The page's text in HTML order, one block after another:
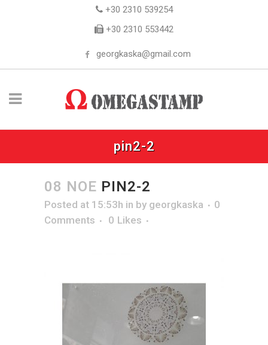
+30 2310 539254
+30 2310 553442
georgkaska@gmail.com
pin2-2
08 ΝΟΈ PIN2-2
Posted at 15:53h in by georgkaska
0
Comments
0 Likes